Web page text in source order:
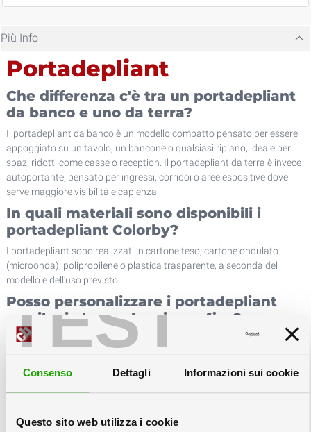
TEST
Consenso Dettagli Informazioni sui cookie
Questo sito web utilizza i cookie
Più Info
Portadepliant
Che differenza c'è tra un portadepliant
da banco e uno da terra?
Il portadepliant da banco è un modello compatto pensato per essere
appoggiato su un tavolo, un bancone o qualsiasi ripiano, ideale per
spazi ridotti come casse o reception. Il portadepliant da terra è invece
autoportante, pensato per ingressi, corridoi o aree espositive dove
serve maggiore visibilità e capienza.
In quali materiali sono disponibili i
portadepliant Colorby?
I portadepliant sono realizzati in cartone teso, cartone ondulato
(microonda), polipropilene o plastica trasparente, a seconda del
modello e dell'uso previsto.
Posso personalizzare i portadepliant
con il mio logo o la mia grafica?
Sì, tutti i portadepliant possono essere stampati con la vostra grafica
personalizzata, anche per piccole quantità ed in alcuni casi anche a
partire da una sola copia.
Qual è il quantitativo minimo d'ordine?
personalizzato, rendendo questa soluzione adatta sia a piccole